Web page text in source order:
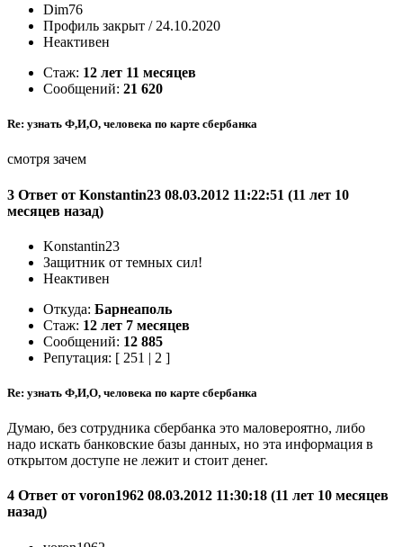
Dim76
Профиль закрыт / 24.10.2020
Неактивен
Стаж: 12 лет 11 месяцев
Сообщений: 21 620
Re: узнать Ф,И,О, человека по карте сбербанка
смотря зачем
3 Ответ от Konstantin23 08.03.2012 11:22:51 (11 лет 10
месяцев назад)
Konstantin23
Защитник от темных сил!
Неактивен
Откуда: Барнеаполь
Стаж: 12 лет 7 месяцев
Сообщений: 12 885
Репутация: [ 251 | 2 ]
Re: узнать Ф,И,О, человека по карте сбербанка
Думаю, без сотрудника сбербанка это маловероятно, либо
надо искать банковские базы данных, но эта информация в
открытом доступе не лежит и стоит денег.
4 Ответ от voron1962 08.03.2012 11:30:18 (11 лет 10 месяцев
назад)